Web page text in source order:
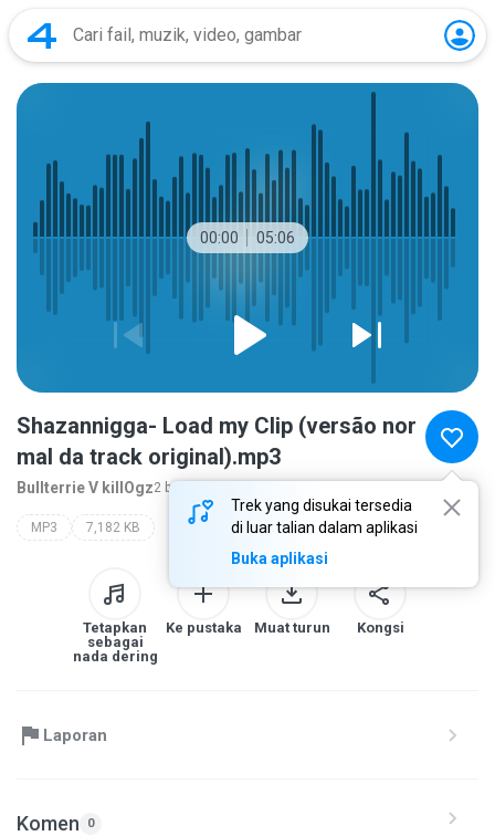
00:00 05:06
Trek yang disukai tersedia
di luar talian dalam aplikasi
Buka aplikasi
Shazannigga- Load my Clip (versão nor
mal da track original).mp3
Bullterrie V killOgz2 bulan lalu
MP3 7,182 KB
Tetapkan
sebagai
nada dering
Ke pustaka Muat turun Kongsi
Laporan
Komen 0